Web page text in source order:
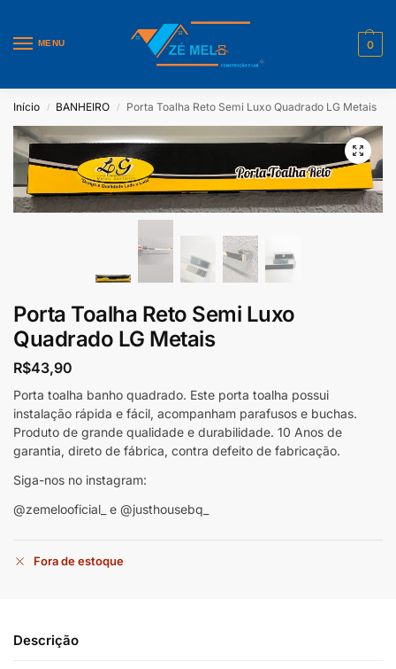
MENU 0
Início / BANHEIRO / Porta Toalha Reto Semi Luxo Quadrado LG Metais
Porta Toalha Reto Semi Luxo
Quadrado LG Metais
R$43,90
Porta toalha banho quadrado. Este porta toalha possui
instalação rápida e fácil, acompanham parafusos e buchas.
Produto de grande qualidade e durabilidade. 10 Anos de
garantia, direto de fábrica, contra defeito de fabricação.
Siga-nos no instagram:
@zemelooficial_ e @justhousebq_
Fora de estoque
Descrição